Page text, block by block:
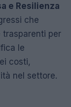
e Resilienza
che
trasparenti per
le
costi,
nel settore.